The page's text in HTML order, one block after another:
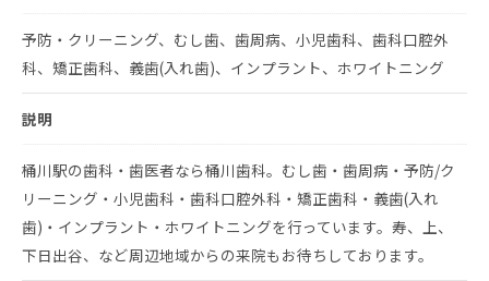
予防・クリーニング、むし歯、歯周病、小児歯科、歯科口腔外
科、矯正歯科、義歯(入れ歯)、インプラント、ホワイトニング
説明
桶川駅の歯科・歯医者なら桶川歯科。むし歯・歯周病・予防/ク
リーニング・小児歯科・歯科口腔外科・矯正歯科・義歯(入れ
歯)・インプラント・ホワイトニングを行っています。寿、上、
下日出谷、など周辺地域からの来院もお待ちしております。